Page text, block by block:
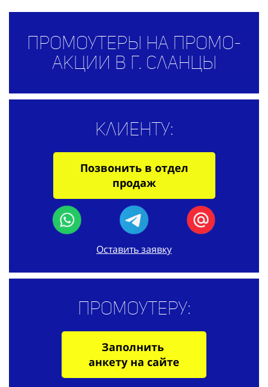
Промоутеры на промо-
акции в г. Сланцы
Клиенту:
Позвонить в отдел
продаж
Оставить заявку
Промоутеру:
Заполнить
анкету на сайте